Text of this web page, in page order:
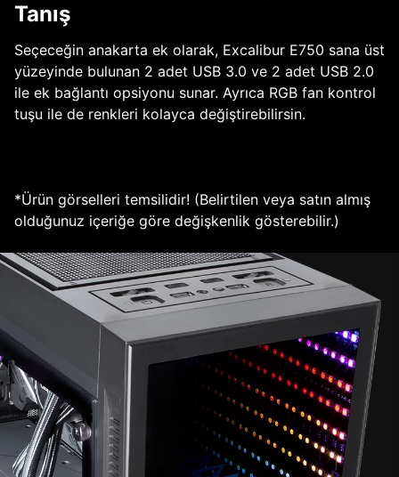
Tanış
Seçeceğin anakarta ek olarak, Excalibur E750 sana üst
yüzeyinde bulunan 2 adet USB 3.0 ve 2 adet USB 2.0
ile ek bağlantı opsiyonu sunar. Ayrıca RGB fan kontrol
tuşu ile de renkleri kolayca değiştirebilirsin.
*Ürün görselleri temsilidir! (Belirtilen veya satın almış
olduğunuz içeriğe göre değişkenlik gösterebilir.)